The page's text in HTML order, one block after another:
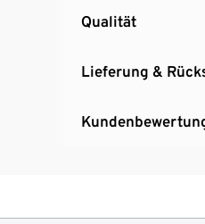
Qualität
Lieferung &